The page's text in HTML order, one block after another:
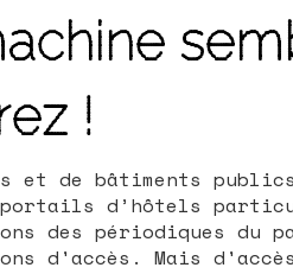
!
et de bâtiments
d’hôtels
des périodiques du
d'accès. Mais